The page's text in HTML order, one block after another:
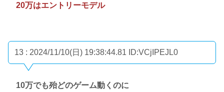
20万はエントリーモデル
13 : 2024/11/10(日) 19:38:44.81 ID:VCjIPEJL0
10万でも殆どのゲーム動くのに